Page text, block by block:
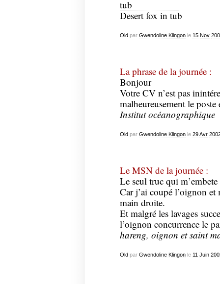
Desert fox in tub
Oldpar Gwendoline Klingonle 15 Nov
La phrase de la journée :
Bonjour
Votre CV n’est pas
malheureusement le
Institut océanographique
Oldpar Gwendoline Klingonle 29 Avr
Le MSN de la journée :
Le seul truc qui m’embete
Car j’ai coupé l’oignon
main droite.
Et malgré les lavages
l’oignon concurrence le
hareng, oignon et saint
Oldpar Gwendoline Klingonle 11 Juin